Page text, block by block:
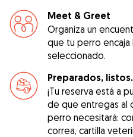
Meet & Greet
Organiza un
que tu perro
seleccionado.
Preparados,
¡Tu reserva está a
de que entregas al
perro necesitará:
correa, cartilla